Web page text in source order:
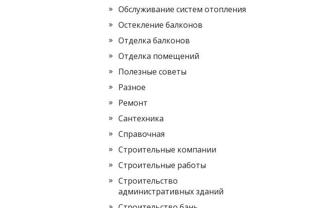
Обслуживание систем отопления
Остекление балконов
Отделка балконов
Отделка помещений
Полезные советы
Разное
Ремонт
Сантехника
Справочная
Строительные компании
Строительные работы
Строительство
административных зданий